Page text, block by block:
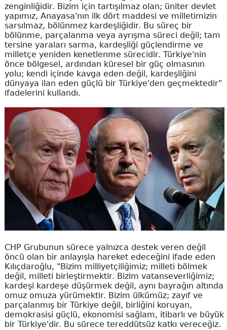
zenginliğidir. Bizim için tartışılmaz olan; üniter devlet
yapımız, Anayasa'nın ilk dört maddesi ve milletimizin
sarsılmaz, bölünmez kardeşliğidir. Bu süreç bir
bölünme, parçalanma veya ayrışma süreci değil; tam
tersine yaraları sarma, kardeşliği güçlendirme ve
milletçe yeniden kenetlenme sürecidir. Türkiye'nin
önce bölgesel, ardından küresel bir güç olmasının
yolu; kendi içinde kavga eden değil, kardeşliğini
dünyaya ilan eden güçlü bir Türkiye'den geçmektedir"
ifadelerini kullandı.
CHP Grubunun sürece yalnızca destek veren değil
öncü olan bir anlayışla hareket edeceğini ifade eden
Kılıçdaroğlu, "Bizim milliyetçiliğimiz; milleti bölmek
değil, milleti birleştirmektir. Bizim vatanseverliğimiz;
kardeşi kardeşe düşürmek değil, aynı bayrağın altında
omuz omuza yürümektir. Bizim ülkümüz; zayıf ve
parçalanmış bir Türkiye değil, birliğini koruyan,
demokrasisi güçlü, ekonomisi sağlam, itibarlı ve büyük
bir Türkiye'dir. Bu sürece tereddütsüz katkı vereceğiz.